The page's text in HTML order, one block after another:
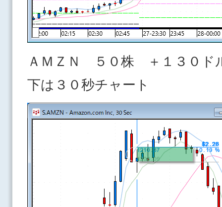
ＡＭＺＮ ５０株 ＋１３０ド
下は３０秒チャート